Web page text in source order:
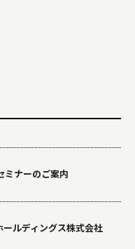
ミナーのご案内
ルディングス株式会社